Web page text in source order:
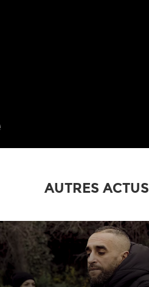
AUTRES ACTUS